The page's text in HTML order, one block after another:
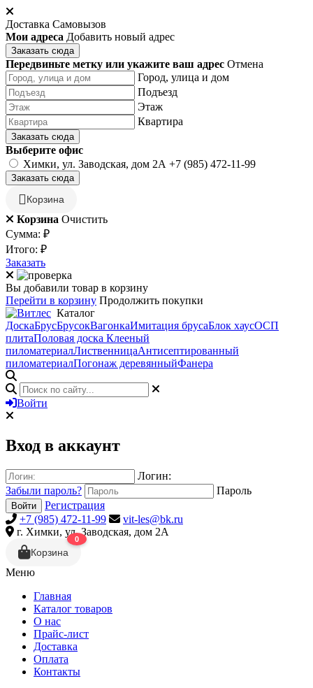
Доставка Самовызов
Мои адреса Добавить новый адрес
Заказать сюда
Передвиньте метку или укажите ваш адрес Отмена
Город, улица и дом
Подъезд
Этаж
Квартира
Заказать сюда
Выберите офис
Химки, ул. Заводская, дом 2А +7 (985) 472-11-99
Заказать сюда
Корзина
Корзина Очистить
Сумма: ₽
Итого: ₽
Заказать
Вы добавили товар в корзину
Перейти в корзину Продолжить покупки
Каталог
ДоскаБрусБрусокВагонкаИмитация брусаБлок хаусОСП
плитаПоловая доска Клееный
пиломатериалЛиственницаАнтисептированный
пиломатериалПогонаж деревянныйФанера
Войти
Вход в аккаунт
Логин:
Забыли пароль?
Пароль
Войти
Регистрация
+7 (985) 472-11-99
vit-les@bk.ru
г. Химки, ул. Заводская, дом 2А
Корзина
0
Меню
Главная
Каталог товаров
О нас
Прайс-лист
Доставка
Оплата
Контакты